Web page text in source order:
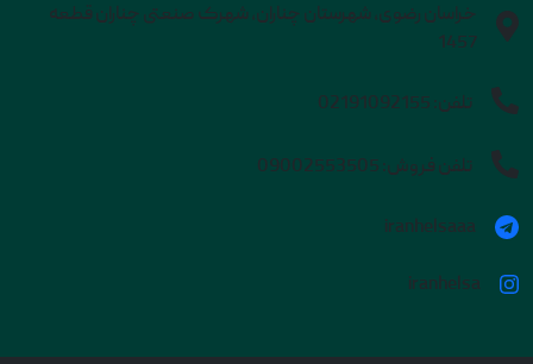
خراسان رضوی، شهرستان چناران، شهرک صنعتی چناران قطعه
1457
تلفن:02191092155
تلفن فروش:09002553505
iranhelsaaa
iranhelsa